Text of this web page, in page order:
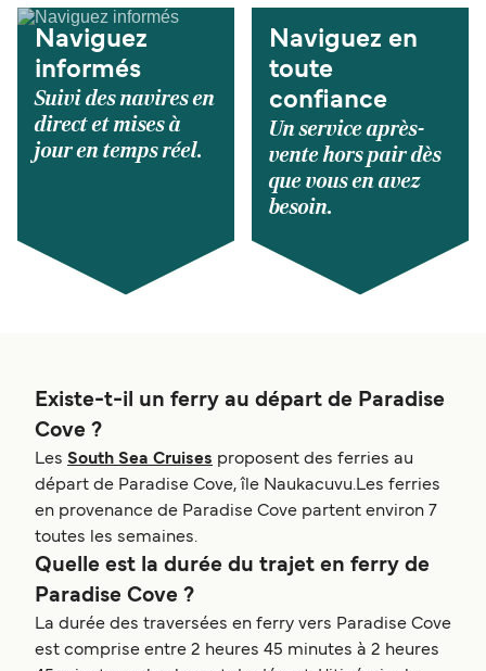
Naviguez
informés
Suivi des navires en
direct et mises à
jour en temps réel.
Naviguez en
toute
confiance
Un service après-
vente hors pair dès
que vous en avez
besoin.
Existe-t-il un ferry au départ de Paradise
Cove ?
Les South Sea Cruises proposent des ferries au
départ de Paradise Cove, île Naukacuvu.Les ferries
en provenance de Paradise Cove partent environ 7
toutes les semaines.
Quelle est la durée du trajet en ferry de
Paradise Cove ?
La durée des traversées en ferry vers Paradise Cove
est comprise entre 2 heures 45 minutes à 2 heures